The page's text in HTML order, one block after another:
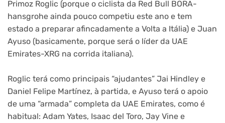
Primoz Roglic (porque o ciclista da Red Bull BORA-
hansgrohe ainda pouco competiu este ano e tem
estado a preparar afincadamente a Volta a Itália) e Juan
Ayuso (basicamente, porque será o líder da UAE
Emirates-XRG na corrida italiana).
Roglic terá como principais “ajudantes” Jai Hindley e
Daniel Felipe Martínez, à partida, e Ayuso terá o apoio
de uma “armada” completa da UAE Emirates, como é
habitual: Adam Yates, Isaac del Toro, Jay Vine e